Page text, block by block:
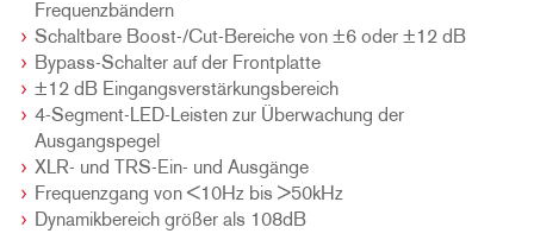
Frequenzbändern
Schaltbare Boost-/Cut-Bereiche von ±6 oder ±12 dB
Bypass-Schalter auf der Frontplatte
±12 dB Eingangsverstärkungsbereich
4-Segment-LED-Leisten zur Überwachung der
Ausgangspegel
XLR- und TRS-Ein- und Ausgänge
Frequenzgang von <10Hz bis >50kHz
Dynamikbereich größer als 108dB